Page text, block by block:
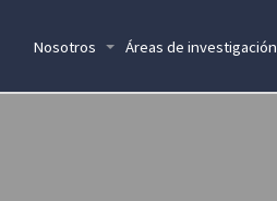
Nosotros Áreas de investigación